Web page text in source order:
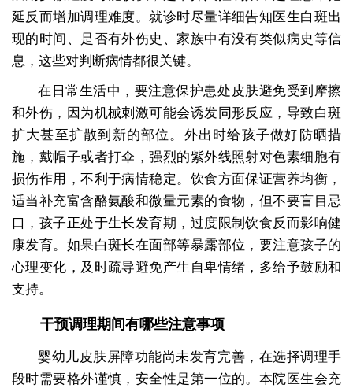
延反而增加调理难度。就诊时尽量详细告知医生白斑出
现的时间、是否有外伤史、家族中有没有类似病史等信
息，这些对判断病情都很关键。
在日常生活中，要注意保护患处皮肤避免受到摩擦
和外伤，因为机械刺激可能会诱发同形反应，导致白斑
扩大甚至扩散到新的部位。外出时给孩子做好防晒措
施，戴帽子或者打伞，强烈的紫外线照射对色素细胞有
损伤作用，不利于病情稳定。饮食方面保证营养均衡，
适当补充富含酪氨酸和微量元素的食物，但不要盲目忌
口，孩子正处于生长发育期，过度限制饮食反而影响健
康发育。如果白斑长在面部等暴露部位，要注意孩子的
心理变化，及时疏导避免产生自卑情绪，多给予鼓励和
支持。
干预调理期间有哪些注意事项
婴幼儿皮肤屏障功能尚未发育完善，在选择调理手
段时需要格外谨慎，安全性是第一位的。本院医生会充